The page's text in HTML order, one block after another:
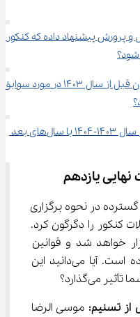
و پرورش پیشنهاد داده که کنکور
شود؟
2.	وضعیت فارغ‌التحصیلان قبل از سال ۱۴۰۳ در مورد سوابق
3.	تفاوت ترمیم نمرات در سال ۱۴۰۳-۱۴۰۴ با سال‌های بعد
نهایی یازدهم
در نحوه برگزاری
کنکور را دگرگون کرد.
خواهد شد و قوانین
ترمیم معدل هم کاملاً تغییر کرده است. آیا می‌دانید این
می‌گذارد؟
از تسنیم: موسی الرضا